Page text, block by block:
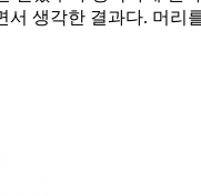
생각한 결과다. 머리